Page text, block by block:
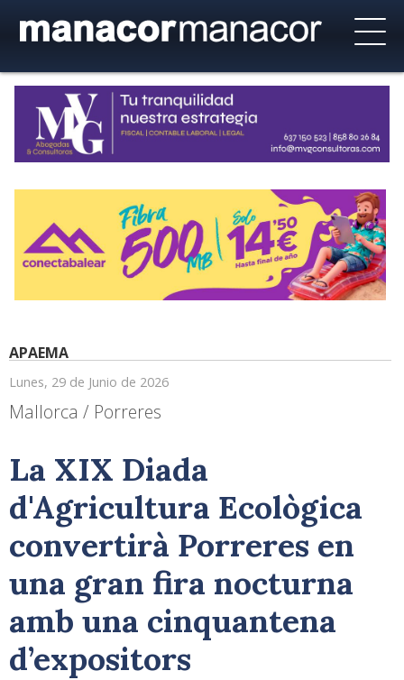
APAEMA
Lunes, 29 de Junio de 2026
Mallorca / Porreres
La XIX Diada
d'Agricultura Ecològica
convertirà Porreres en
una gran fira nocturna
amb una cinquantena
d’expositors